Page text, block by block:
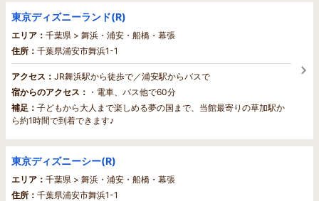
東京ディズニーランド(R)
エリア： 千葉県 > 舞浜・浦安・船橋・幕張
住所： 千葉県浦安市舞浜1-1
アクセス： JR舞浜駅から徒歩で／浦安駅からバスで
宿からのアクセス： ・電車、バス他で60分
補足： 子どもから大人まで楽しめる夢の国まで、当館最寄りの草加駅か
ら約1時間で到着できます♪
東京ディズニーシー(R)
エリア： 千葉県 > 舞浜・浦安・船橋・幕張
住所： 千葉県浦安市舞浜1-1